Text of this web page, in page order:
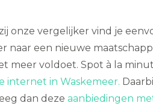
onze vergelijker vind je
een nieuwe
meer voldoet. Spot à la
internet in Waskemeer.
dan deze aanbiedingen